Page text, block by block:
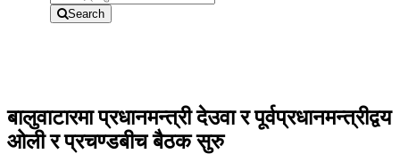
Search
बालुवाटारमा प्रधानमन्त्री देउवा र पूर्वप्रधानमन्त्रीद्वय
ओली र प्रचण्डबीच बैठक सुरु